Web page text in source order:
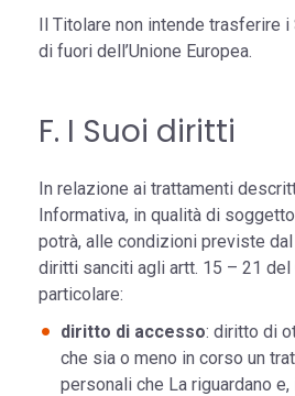
Il Titolare non intende trasferire
di fuori dell’Unione Europea.
F. I Suoi diritti
In relazione ai trattamenti
Informativa, in qualità di
potrà, alle condizioni previste
diritti sanciti agli artt. 15 – 21 del
particolare:
diritto di accesso: diritto di
che sia o meno in corso un
personali che La riguardano